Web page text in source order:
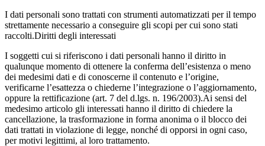
I dati personali sono trattati con strumenti automatizzati per il tempo
strettamente necessario a conseguire gli scopi per cui sono stati
raccolti.Diritti degli interessati
I soggetti cui si riferiscono i dati personali hanno il diritto in
qualunque momento di ottenere la conferma dell’esistenza o meno
dei medesimi dati e di conoscerne il contenuto e l’origine,
verificarne l’esattezza o chiederne l’integrazione o l’aggiornamento,
oppure la rettificazione (art. 7 del d.lgs. n. 196/2003).Ai sensi del
medesimo articolo gli interessati hanno il diritto di chiedere la
cancellazione, la trasformazione in forma anonima o il blocco dei
dati trattati in violazione di legge, nonché di opporsi in ogni caso,
per motivi legittimi, al loro trattamento.